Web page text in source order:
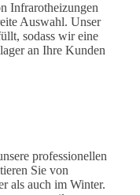
Infrarotheizungen
Auswahl. Unser
sodass wir eine
an Ihre Kunden
professionellen
Sie von
als auch im Winter.